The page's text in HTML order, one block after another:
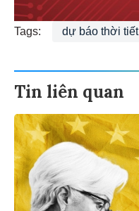
Tags: dự báo thời tiết
Tin liên quan